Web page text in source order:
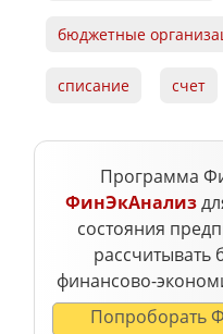
бюджетные
списание счет
Программа
ФинЭкАнализ
состояния
рассчитывать
финансово-
Попроборать